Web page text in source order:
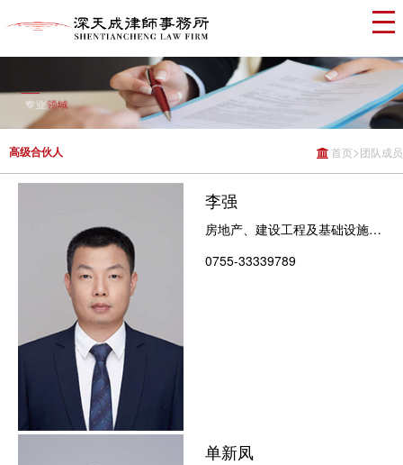
高级合伙人 首页>团队成员
李强
房地产、建设工程及基础设施
0755-33339789
单新凤